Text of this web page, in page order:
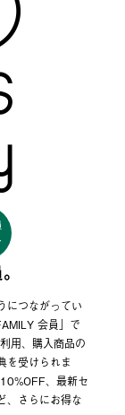
につながってい
会員」で
用、購入商品の
を受けられま
、最新セ
、さらにお得な